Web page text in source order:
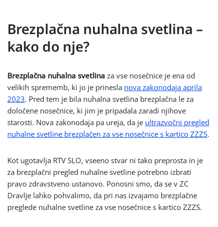
Brezplačna nuhalna svetlina –
kako do nje?
Brezplačna nuhalna svetlina za vse nosečnice je ena od
velikih sprememb, ki jo je prinesla nova zakonodaja aprila
2023. Pred tem je bila nuhalna svetlina brezplačna le za
določene nosečnice, ki jim je pripadala zaradi njihove
starosti. Nova zakonodaja pa ureja, da je ultrazvočni pregled
nuhalne svetline brezplačen za vse nosečnice s kartico ZZZS.
Kot ugotavlja RTV SLO, vseeno stvar ni tako preprosta in je
za brezplačni pregled nuhalne svetline potrebno izbrati
pravo zdravstveno ustanovo. Ponosni smo, da se v ZC
Dravlje lahko pohvalimo, da pri nas izvajamo brezplačne
preglede nuhalne svetline za vse nosečnice s kartico ZZZS.